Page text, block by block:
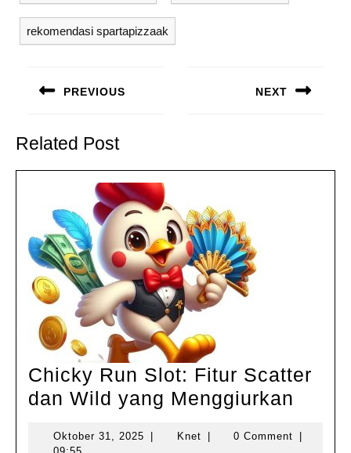
rekomendasi spartapizzaak
pos
PREVIOUS
post:
NEXT
Related Post
Chicky Run Slot: Fitur Scatter
dan Wild yang Menggiurkan
Slot:
Oktober 31, 2025 OktoberKnetKnet 0 Comment